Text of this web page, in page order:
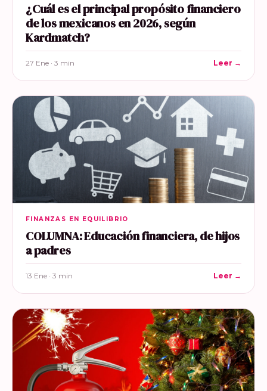
¿Cuál es el principal propósito financiero
de los mexicanos en 2026, según
Kardmatch?
27 Ene · 3 min Leer →
FINANZAS EN EQUILIBRIO
COLUMNA: Educación financiera, de hijos
a padres
13 Ene · 3 min Leer →